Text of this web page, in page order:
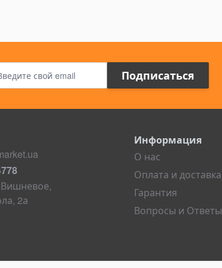
Адрес электронной почты
Подписаться
2а
Информация
О нас
Оплата и доставка
Гарантия
Вопросы и Ответы